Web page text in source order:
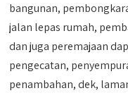
bangunan,
jalan lepas rumah,
dan juga peremajaan
pengecatan,
penambahan, dek,